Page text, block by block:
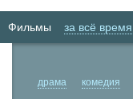
Фильмы за всё время
драма комедия